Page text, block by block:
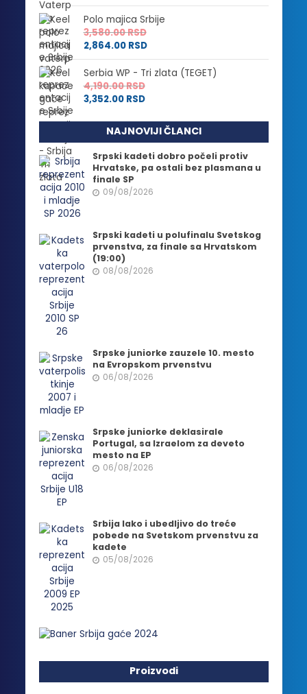
Polo majica Srbije
3,580.00RSD
2,864.00 RSD
Serbia WP - Tri zlata (TEGET)
4,190.00RSD
3,352.00 RSD
NAJNOVIJI ČLANCI
Srpski kadeti dobro počeli protiv
Hrvatske, pa ostali bez plasmana u
finale SP
09/08/2026
Srpski kadeti u polufinalu Svetskog
prvenstva, za finale sa Hrvatskom
(19:00)
08/08/2026
Srpske juniorke zauzele 10. mesto
na Evropskom prvenstvu
06/08/2026
Srpske juniorke deklasirale
Portugal, sa Izraelom za deveto
mesto na EP
06/08/2026
Srbija lako i ubedljivo do treće
pobede na Svetskom prvenstvu za
kadete
05/08/2026
Proizvodi